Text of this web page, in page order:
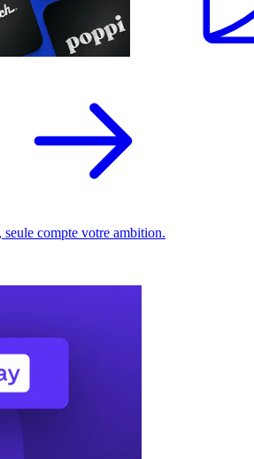
seule compte votre ambition.